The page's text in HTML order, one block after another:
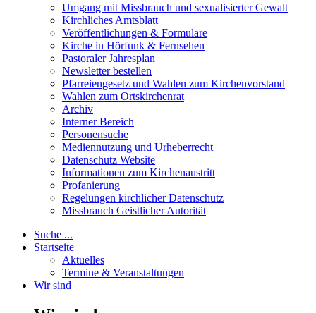
Umgang mit Missbrauch und sexualisierter Gewalt
Kirchliches Amtsblatt
Veröffentlichungen & Formulare
Kirche in Hörfunk & Fernsehen
Pastoraler Jahresplan
Newsletter bestellen
Pfarreiengesetz und Wahlen zum Kirchenvorstand
Wahlen zum Ortskirchenrat
Archiv
Interner Bereich
Personensuche
Mediennutzung und Urheberrecht
Datenschutz Website
Informationen zum Kirchenaustritt
Profanierung
Regelungen kirchlicher Datenschutz
Missbrauch Geistlicher Autorität
Suche ...
Startseite
Aktuelles
Termine & Veranstaltungen
Wir sind